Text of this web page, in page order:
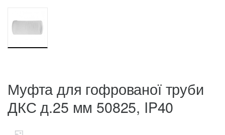
Муфта для гофрованої труби
ДКС д.25 мм 50825, IP40